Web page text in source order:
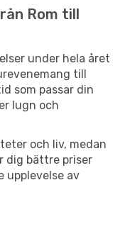
Rom till
under hela året
till
som passar din
lugn och
och liv, medan
dig bättre priser
upplevelse av